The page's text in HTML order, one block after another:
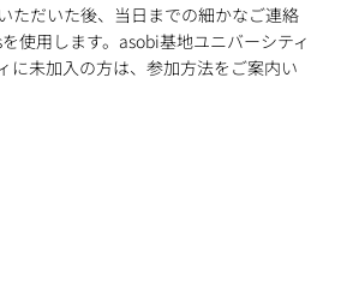
ただいた後、当日までの細かなご連絡
使用します。asobi基地ユニバーシティ
に未加入の方は、参加方法をご案内い